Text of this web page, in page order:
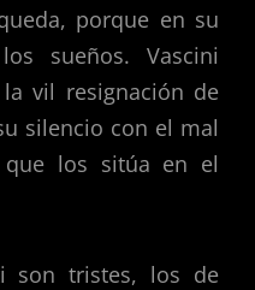
porque en su
sueños. Vascini
vil resignación de
silencio con el mal
los sitúa en el
son tristes, los de